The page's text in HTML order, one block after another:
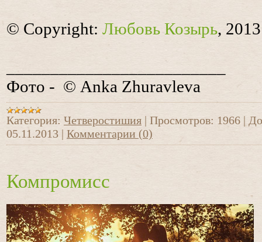
© Copyright: Любовь Козырь, 2013
_________________________
Фото - © Anka Zhuravleva
Категория: Четверостишия | Просмотров: 1966 |
05.11.2013 | Комментарии (0)
Компромисс